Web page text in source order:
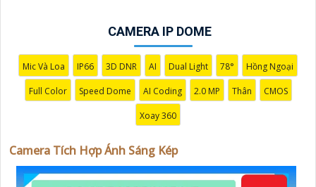
CAMERA IP DOME
Mic Và Loa IP66 3D DNR AI Dual Light 78° Hồng Ngoại
Full Color Speed Dome AI Coding 2.0 MP Thân CMOS
Xoay 360
Camera Tích Hợp Ánh Sáng Kép